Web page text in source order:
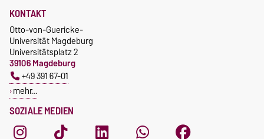
SOZIALE MEDIEN
KONTAKT
Otto-von-Guericke-
Universität Magdeburg
Universitätsplatz 2
39106 Magdeburg
+49 391 67-01
mehr…